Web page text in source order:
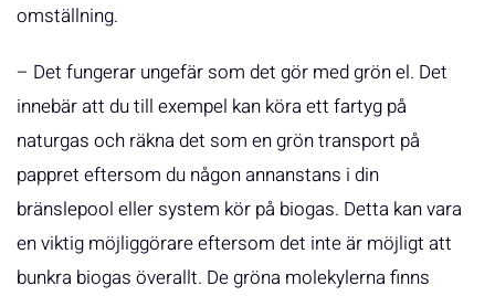
omställning.
– Det fungerar ungefär som det gör med grön el. Det
innebär att du till exempel kan köra ett fartyg på
naturgas och räkna det som en grön transport på
pappret eftersom du någon annanstans i din
bränslepool eller system kör på biogas. Detta kan vara
en viktig möjliggörare eftersom det inte är möjligt att
bunkra biogas överallt. De gröna molekylerna finns